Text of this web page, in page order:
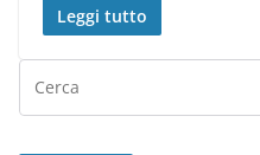
Leggi tutto